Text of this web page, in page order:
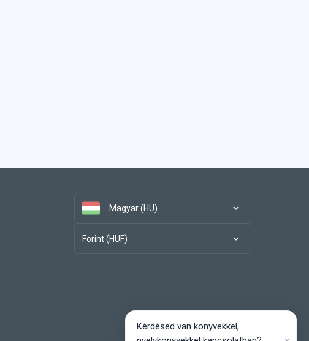
Magyar (HU)
Forint (HUF)
Kérdésed van könyvekkel,